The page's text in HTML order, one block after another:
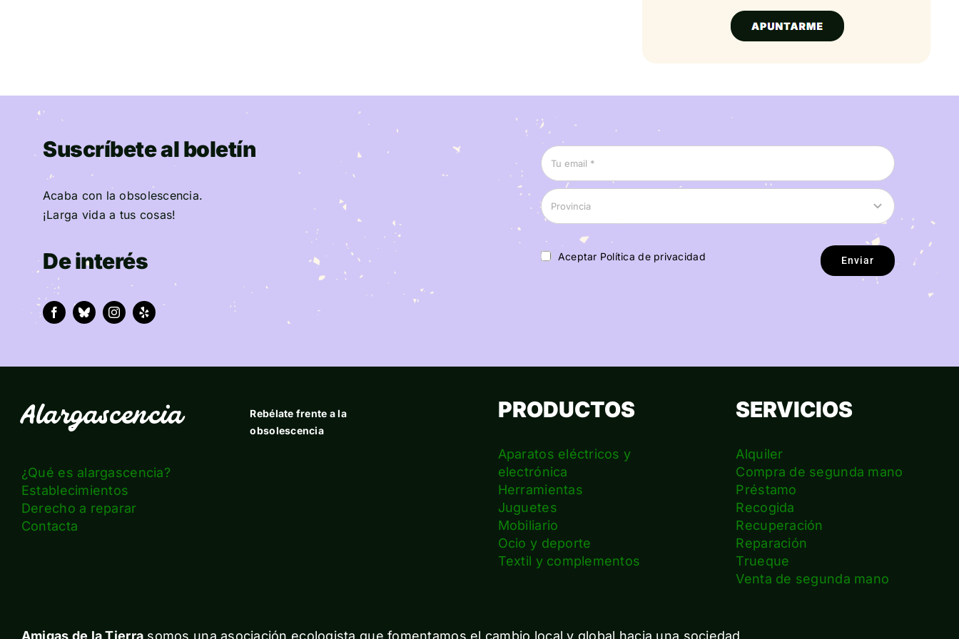
Suscríbete al boletín
Acaba con la obsolescencia.
¡Larga vida a tus cosas!
De interés Aceptar Política de privacidad Enviar
Alargascencia
Rebélate frente a la
obsolescencia
¿Qué es alargascencia?
Establecimientos
Derecho a reparar
Contacta
PRODUCTOS
Aparatos eléctricos y
electrónica
Herramientas
Juguetes
Mobiliario
Ocio y deporte
Textil y complementos
SERVICIOS
Alquiler
Compra de segunda mano
Préstamo
Recogida
Recuperación
Reparación
Trueque
Venta de segunda mano
Amigas de la Tierra somos una asociación ecologista que fomentamos el cambio local y global hacia una sociedad